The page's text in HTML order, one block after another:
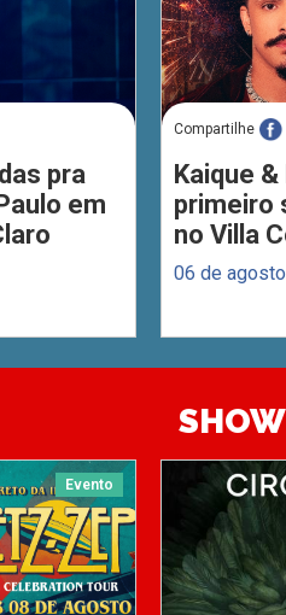
pra
em
Compartilhe
Kaique
primeiro
no Villa
06 de
Evento